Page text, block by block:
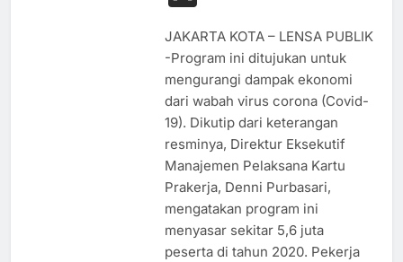
JAKARTA KOTA – LENSA PUBLIK
-Program ini ditujukan untuk
mengurangi dampak ekonomi
dari wabah virus corona (Covid-
19). Dikutip dari keterangan
resminya, Direktur Eksekutif
Manajemen Pelaksana Kartu
Prakerja, Denni Purbasari,
mengatakan program ini
menyasar sekitar 5,6 juta
peserta di tahun 2020. Pekerja